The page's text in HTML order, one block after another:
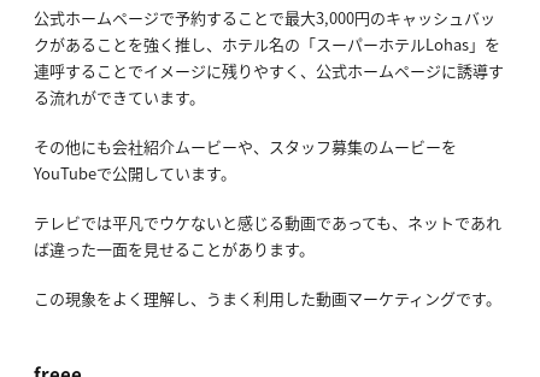
公式ホームページで予約することで最大3,000円のキャッシュバッ
クがあることを強く推し、ホテル名の「スーパーホテルLohas」を
連呼することでイメージに残りやすく、公式ホームページに誘導す
る流れができています。
その他にも会社紹介ムービーや、スタッフ募集のムービーを
YouTubeで公開しています。
テレビでは平凡でウケないと感じる動画であっても、ネットであれ
ば違った一面を見せることがあります。
この現象をよく理解し、うまく利用した動画マーケティングです。